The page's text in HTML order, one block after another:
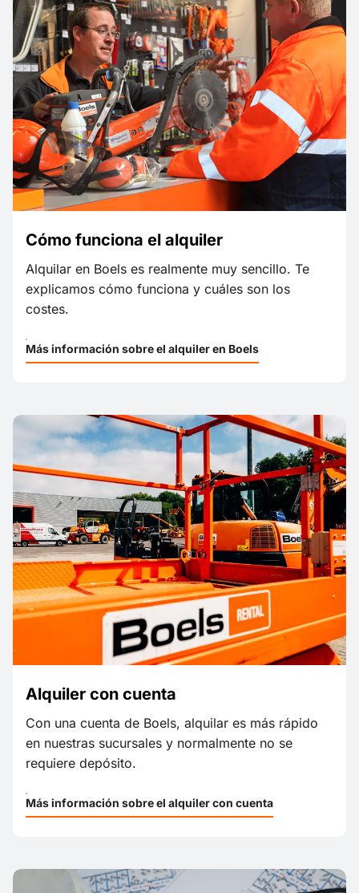
Cómo funciona el alquiler
Alquilar en Boels es realmente muy sencillo. Te
explicamos cómo funciona y cuáles son los
costes.
Más información sobre el alquiler en Boels
Alquiler con cuenta
Con una cuenta de Boels, alquilar es más rápido
en nuestras sucursales y normalmente no se
requiere depósito.
Más información sobre el alquiler con cuenta